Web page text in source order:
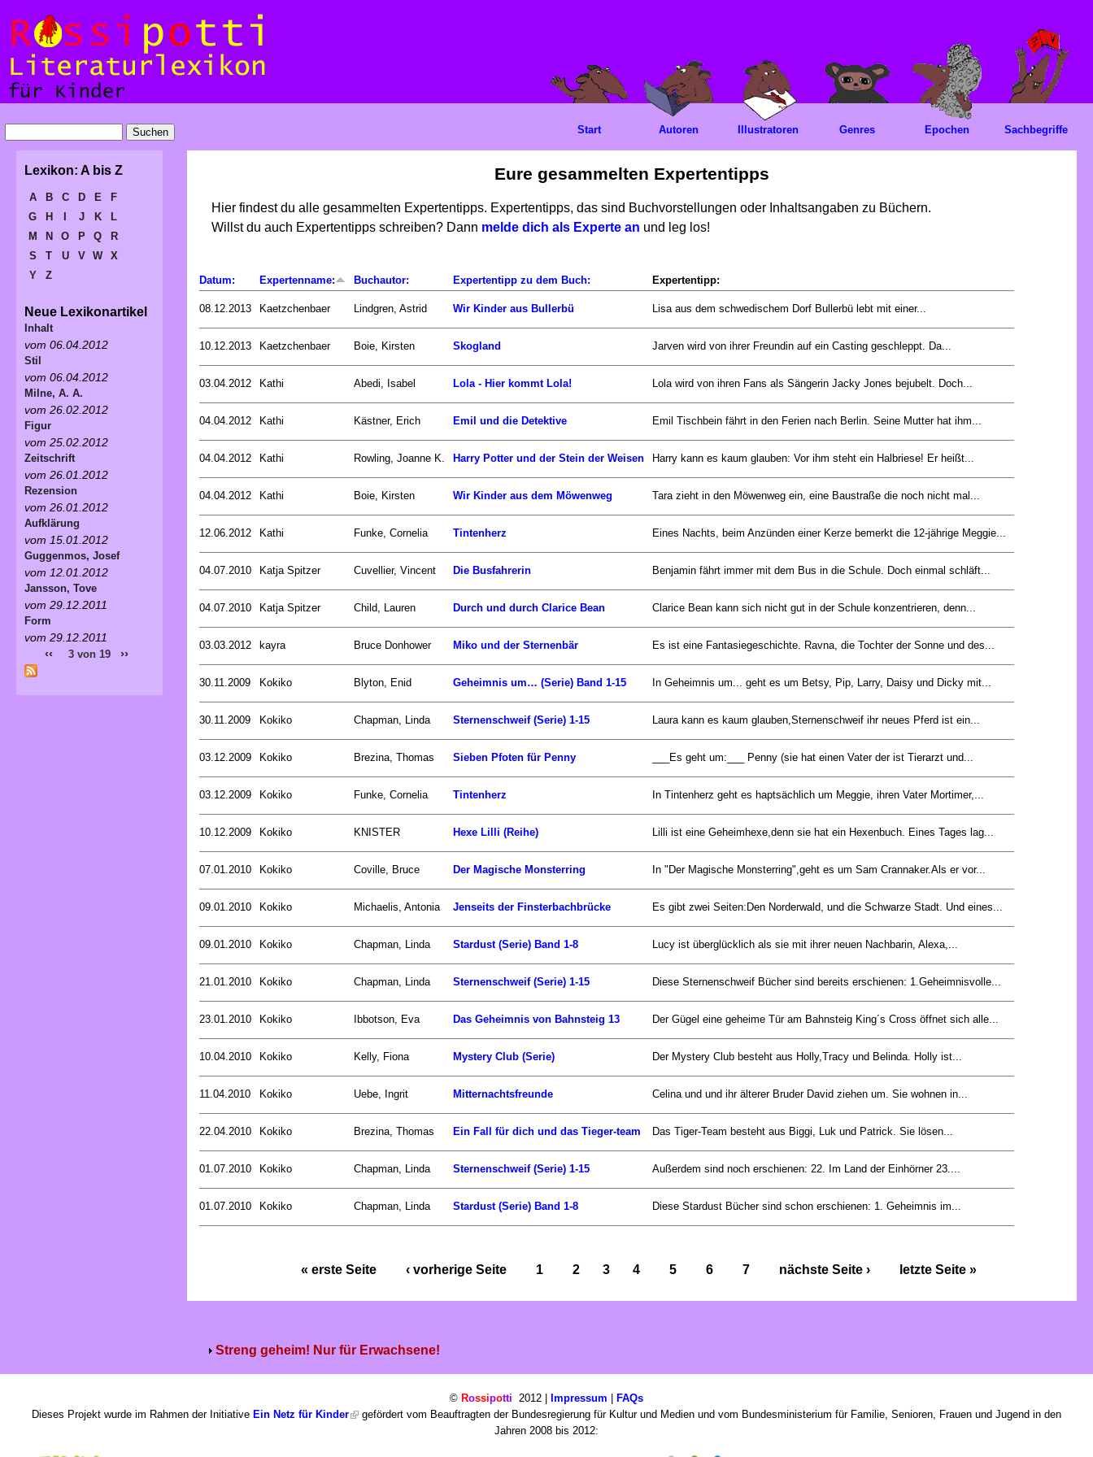
Eure gesammelten Expertentipps
Hier findest du alle gesammelten Expertentipps. Expertentipps, das sind Buchvorstellungen oder Inhaltsangaben zu Büchern.
Willst du auch Expertentipps schreiben? Dann melde dich als Experte an und leg los!
Datum: Expertenname: Buchautor: Expertentipp zu dem Buch: Expertentipp:
08.12.2013 Kaetzchenbaer Lindgren, Astrid Wir Kinder aus Bullerbü Lisa aus dem schwedischem Dorf Bullerbü lebt mit einer...
10.12.2013 Kaetzchenbaer Boie, Kirsten Skogland Jarven wird von ihrer Freundin auf ein Casting geschleppt. Da...
03.04.2012 Kathi Abedi, Isabel Lola - Hier kommt Lola! Lola wird von ihren Fans als Sängerin Jacky Jones bejubelt. Doch...
04.04.2012 Kathi Kästner, Erich Emil und die Detektive Emil Tischbein fährt in den Ferien nach Berlin. Seine Mutter hat ihm...
04.04.2012 Kathi Rowling, Joanne K. Harry Potter und der Stein der Weisen Harry kann es kaum glauben: Vor ihm steht ein Halbriese! Er heißt...
04.04.2012 Kathi Boie, Kirsten Wir Kinder aus dem Möwenweg Tara zieht in den Möwenweg ein, eine Baustraße die noch nicht mal...
12.06.2012 Kathi Funke, Cornelia Tintenherz Eines Nachts, beim Anzünden einer Kerze bemerkt die 12-jährige Meggie...
04.07.2010 Katja Spitzer Cuvellier, Vincent Die Busfahrerin Benjamin fährt immer mit dem Bus in die Schule. Doch einmal schläft...
04.07.2010 Katja Spitzer Child, Lauren Durch und durch Clarice Bean Clarice Bean kann sich nicht gut in der Schule konzentrieren, denn...
03.03.2012 kayra Bruce Donhower Miko und der Sternenbär Es ist eine Fantasiegeschichte. Ravna, die Tochter der Sonne und des...
30.11.2009 Kokiko Blyton, Enid Geheimnis um… (Serie) Band 1-15 In Geheimnis um... geht es um Betsy, Pip, Larry, Daisy und Dicky mit...
30.11.2009 Kokiko Chapman, Linda Sternenschweif (Serie) 1-15 Laura kann es kaum glauben,Sternenschweif ihr neues Pferd ist ein...
03.12.2009 Kokiko Brezina, Thomas Sieben Pfoten für Penny ___Es geht um:___ Penny (sie hat einen Vater der ist Tierarzt und...
03.12.2009 Kokiko Funke, Cornelia Tintenherz In Tintenherz geht es haptsächlich um Meggie, ihren Vater Mortimer,...
10.12.2009 Kokiko KNISTER Hexe Lilli (Reihe) Lilli ist eine Geheimhexe,denn sie hat ein Hexenbuch. Eines Tages lag...
07.01.2010 Kokiko Coville, Bruce Der Magische Monsterring In "Der Magische Monsterring",geht es um Sam Crannaker.Als er vor...
09.01.2010 Kokiko Michaelis, Antonia Jenseits der Finsterbachbrücke Es gibt zwei Seiten:Den Norderwald, und die Schwarze Stadt. Und eines...
09.01.2010 Kokiko Chapman, Linda Stardust (Serie) Band 1-8 Lucy ist überglücklich als sie mit ihrer neuen Nachbarin, Alexa,...
21.01.2010 Kokiko Chapman, Linda Sternenschweif (Serie) 1-15 Diese Sternenschweif Bücher sind bereits erschienen: 1.Geheimnisvolle...
23.01.2010 Kokiko Ibbotson, Eva Das Geheimnis von Bahnsteig 13 Der Gügel eine geheime Tür am Bahnsteig King´s Cross öffnet sich alle...
10.04.2010 Kokiko Kelly, Fiona Mystery Club (Serie) Der Mystery Club besteht aus Holly,Tracy und Belinda. Holly ist...
11.04.2010 Kokiko Uebe, Ingrit Mitternachtsfreunde Celina und und ihr älterer Bruder David ziehen um. Sie wohnen in...
22.04.2010 Kokiko Brezina, Thomas Ein Fall für dich und das Tieger-team Das Tiger-Team besteht aus Biggi, Luk und Patrick. Sie lösen...
01.07.2010 Kokiko Chapman, Linda Sternenschweif (Serie) 1-15 Außerdem sind noch erschienen: 22. Im Land der Einhörner 23....
01.07.2010 Kokiko Chapman, Linda Stardust (Serie) Band 1-8 Diese Stardust Bücher sind schon erschienen: 1. Geheimnis im...
« erste Seite ‹ vorherige Seite 1 2 3 4 5 6 7 nächste Seite › letzte Seite »
Streng geheim! Nur für Erwachsene!
Start Autoren Illustratoren Genres Epochen Sachbegriffe
Lexikon: A bis Z
A B C D E
F
G
H J K
L
M
N O P Q
R
S
T U V W
X
Y
Z
Neue Lexikonartikel
Inhalt
vom 06.04.2012
Stil
vom 06.04.2012
Milne, A. A.
vom 26.02.2012
Figur
vom 25.02.2012
Zeitschrift
vom 26.01.2012
Rezension
vom 26.01.2012
Aufklärung
vom 15.01.2012
Guggenmos, Josef
vom 12.01.2012
Jansson, Tove
vom 29.12.2011
Form
vom 29.12.2011
‹‹ 3 von 19 ››
© Rossipotti 2012 | Impressum | FAQs
Dieses Projekt wurde im Rahmen der Initiative Ein Netz für Kinder
gefördert vom Beauftragten der Bundesregierung für Kultur und Medien und vom Bundesministerium für Familie, Senioren, Frauen und Jugend in den
Jahren 2008 bis 2012: